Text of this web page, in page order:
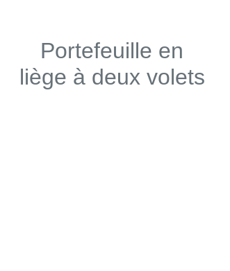
Portefeuille en
liège à deux volets